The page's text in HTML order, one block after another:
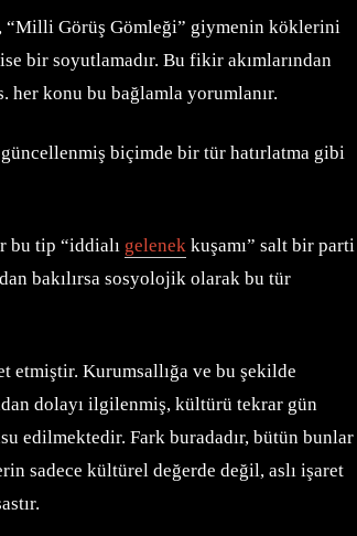
“Milli Görüş Gömleği” giymenin köklerini
bir soyutlamadır. Bu fikir akımlarından
her konu bu bağlamla yorumlanır.
biçimde bir tür hatırlatma gibi
bu tip “iddialı gelenek kuşamı” salt bir parti
bakılırsa sosyolojik olarak bu tür
etmiştir. Kurumsallığa ve bu şekilde
dolayı ilgilenmiş, kültürü tekrar gün
edilmektedir. Fark buradadır, bütün bunlar
sadece kültürel değerde değil, aslı işaret